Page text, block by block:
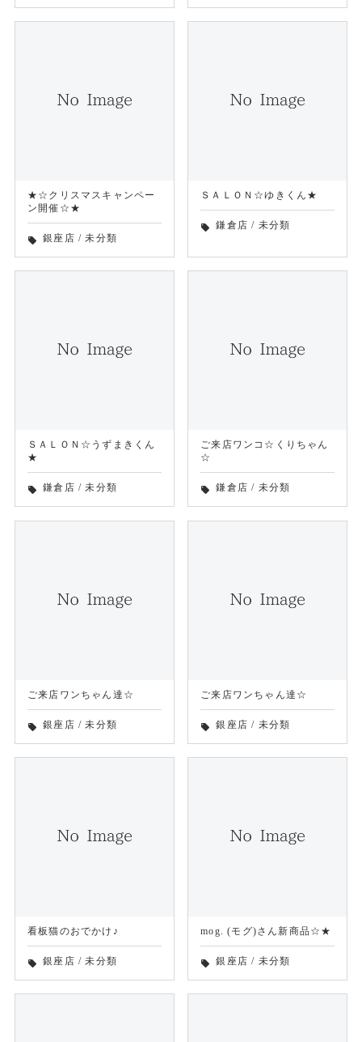
★☆クリスマスキャンペー
ン開催☆★
local_offer 銀座店 /未分類
ＳＡＬＯＮ☆ゆきくん★
local_offer 鎌倉店 / 未分類
ＳＡＬＯＮ☆うずまきくん
★
local_offer 鎌倉店 /未分類
ご来店ワンコ☆くりちゃん
☆
local_offer 鎌倉店 / 未分類
ご来店ワンちゃん達☆
local_offer 銀座店 /未分類
ご来店ワンちゃん達☆
local_offer 銀座店 / 未分類
看板猫のおでかけ♪
local_offer 銀座店 /未分類
mog. (モグ)さん新商品☆★
local_offer 銀座店 / 未分類